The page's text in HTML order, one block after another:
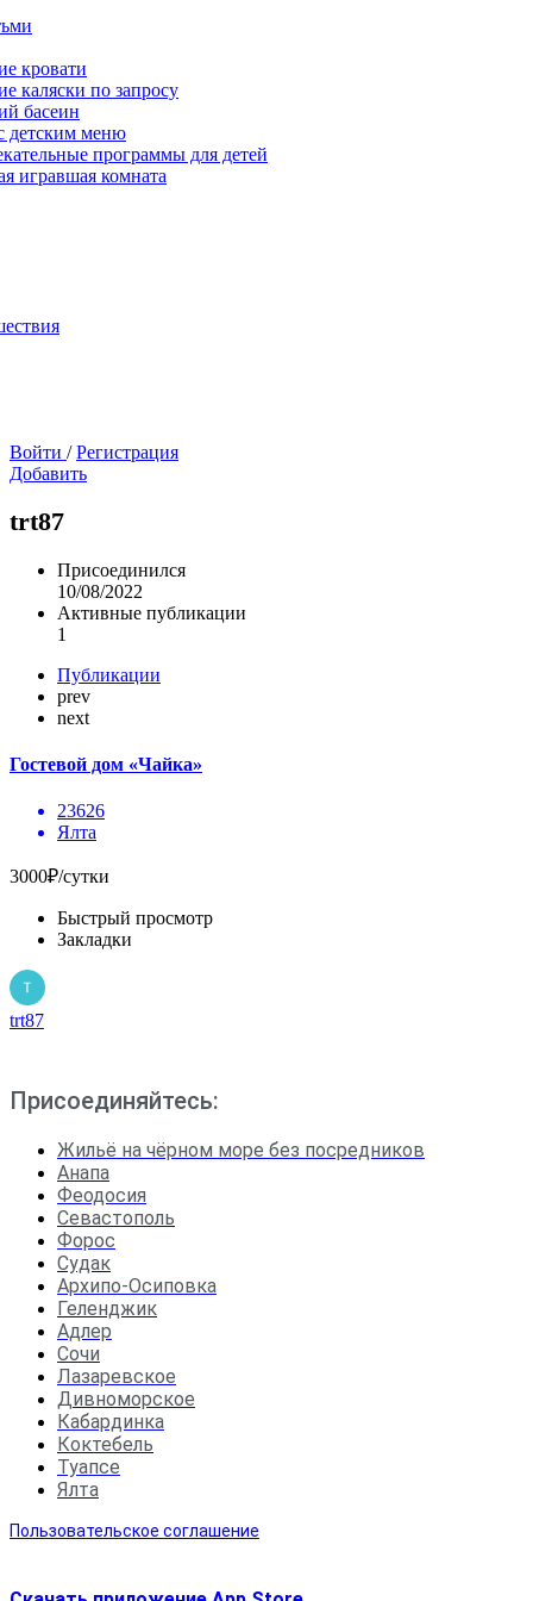
кровати
каляски по запросу
басеин
детским меню
программы для детей
игравшая комната
Войти / Регистрация
Добавить
trt87
Присоединился
10/08/2022
Активные публикации
1
Публикации
prev
next
Гостевой дом «Чайка»
23626
Ялта
3000₽/сутки
Быстрый просмотр
Закладки
trt87
Присоединяйтесь:
Жильё на чёрном море без посредников
Анапа
Феодосия
Севастополь
Форос
Судак
Архипо-Осиповка
Геленджик
Адлер
Сочи
Лазаревское
Дивноморское
Кабардинка
Коктебель
Туапсе
Ялта
Пользовательское соглашение